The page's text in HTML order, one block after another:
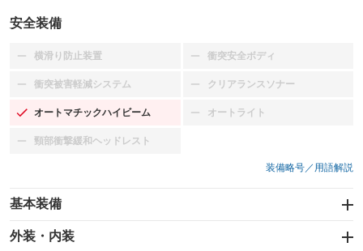
安全装備
横滑り防止装置
：装備なし 衝突安全ボディ
：装備なし
衝突被害軽減システム
：装備なし クリアランスソナー
：装備なし
オートマチックハイビーム
：装備あり オートライト
：装備なし
頸部衝撃緩和ヘッドレスト
：装備なし
装備略号／用語解説
基本装備
エアバッグ：運転席/助手席
：装備あり
外装・内装